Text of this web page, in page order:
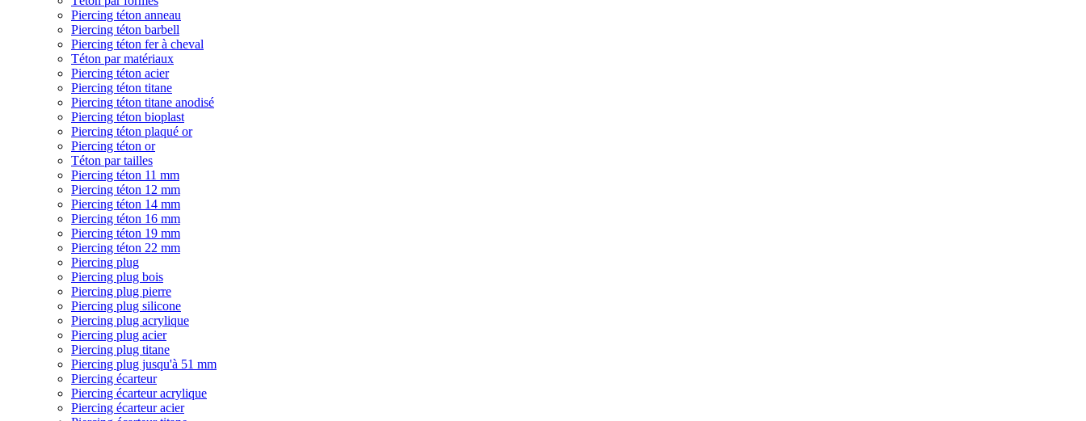
Piercing téton anneau
Piercing téton barbell
Piercing téton fer à cheval
Téton par matériaux
Piercing téton acier
Piercing téton titane
Piercing téton titane anodisé
Piercing téton bioplast
Piercing téton plaqué or
Piercing téton or
Téton par tailles
Piercing téton 11 mm
Piercing téton 12 mm
Piercing téton 14 mm
Piercing téton 16 mm
Piercing téton 19 mm
Piercing téton 22 mm
Piercing plug
Piercing plug bois
Piercing plug pierre
Piercing plug silicone
Piercing plug acrylique
Piercing plug acier
Piercing plug titane
Piercing plug jusqu'à 51 mm
Piercing écarteur
Piercing écarteur acrylique
Piercing écarteur acier